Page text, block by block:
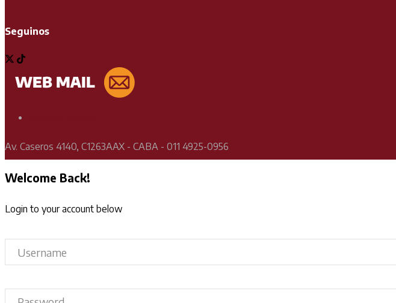
Seguinos
Av. Caseros 4140, C1263AAX - CABA - 011 4925-0956
Welcome Back!
Login to your account below